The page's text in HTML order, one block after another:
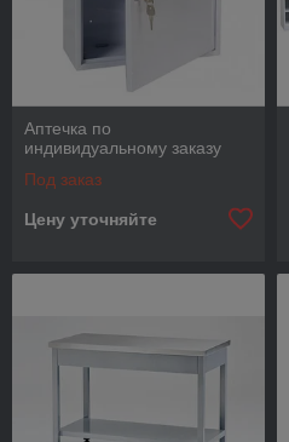
Аптечка по
индивидуальному заказу
Под заказ
Цену уточняйте